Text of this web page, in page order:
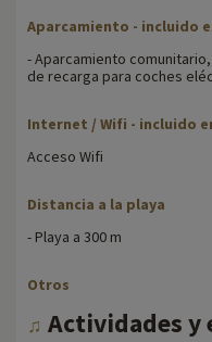
Aparcamiento - incluido
- Aparcamiento
de recarga para coches
Internet / Wifi - incluido
Acceso Wifi
Distancia a la playa
- Playa a 300 m
Otros
♫ Actividades